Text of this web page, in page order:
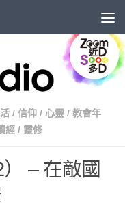
/ 信仰 / 心靈 / 教會年
經 / 靈修
– 在敵國